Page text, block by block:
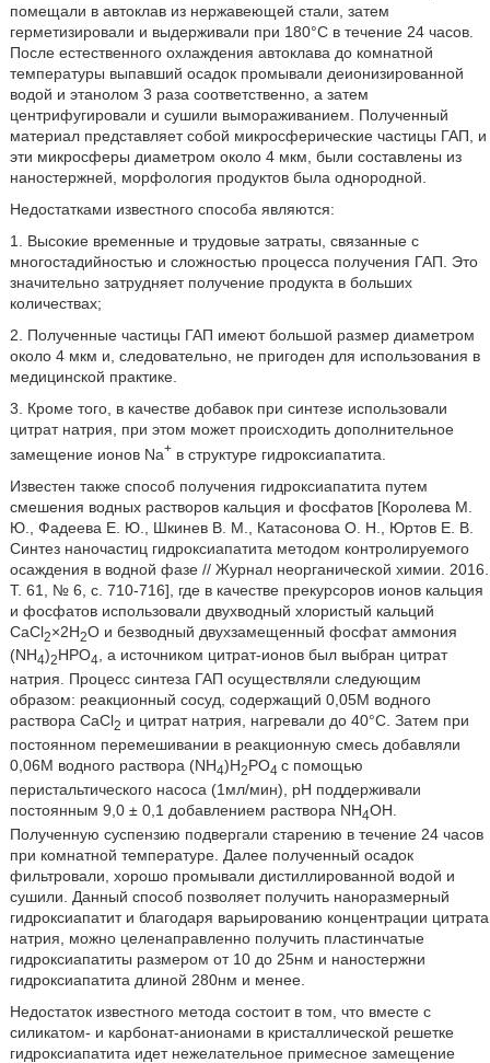
помещали в автоклав из нержавеющей стали, затем
герметизировали и выдерживали при 180°С в течение 24 часов.
После естественного охлаждения автоклава до комнатной
температуры выпавший осадок промывали деионизированной
водой и этанолом 3 раза соответственно, а затем
центрифугировали и сушили вымораживанием. Полученный
материал представляет собой микросферические частицы ГАП, и
эти микросферы диаметром около 4 мкм, были составлены из
наностержней, морфология продуктов была однородной.
Недостатками известного способа являются:
1. Высокие временные и трудовые затраты, связанные с
многостадийностью и сложностью процесса получения ГАП. Это
значительно затрудняет получение продукта в больших
количествах;
2. Полученные частицы ГАП имеют большой размер диаметром
около 4 мкм и, следовательно, не пригоден для использования в
медицинской практике.
3. Кроме того, в качестве добавок при синтезе использовали
цитрат натрия, при этом может происходить дополнительное
замещение ионов Na+в структуре гидроксиапатита.
Известен также способ получения гидроксиапатита путем
смешения водных растворов кальция и фосфатов [Королева М.
Ю., Фадеева Е. Ю., Шкинев В. М., Катасонова О. Н., Юртов Е. В.
Синтез наночастиц гидроксиапатита методом контролируемого
осаждения в водной фазе // Журнал неорганической химии. 2016.
Т. 61, № 6, с. 710-716], где в качестве прекурсоров ионов кальция
и фосфатов использовали двухводный хлористый кальций
CaCl2×2H2O и безводный двухзамещенный фосфат аммония
(NH4)2HPO4, а источником цитрат-ионов был выбран цитрат
натрия. Процесс синтеза ГАП осуществляли следующим
образом: реакционный сосуд, содержащий 0,05М водного
раствора CaCl2 и цитрат натрия, нагревали до 40°С. Затем при
постоянном перемешивании в реакционную смесь добавляли
0,06М водного раствора (NH4)H2PO4 с помощью
перистальтического насоса (1мл/мин), рН поддерживали
постоянным 9,0 ± 0,1 добавлением раствора NH4OH.
Полученную суспензию подвергали старению в течение 24 часов
при комнатной температуре. Далее полученный осадок
фильтровали, хорошо промывали дистиллированной водой и
сушили. Данный способ позволяет получить наноразмерный
гидроксиапатит и благодаря варьированию концентрации цитрата
натрия, можно целенаправленно получить пластинчатые
гидроксиапатиты размером от 10 до 25нм и наностержни
гидроксиапатита длиной 280нм и менее.
Недостаток известного метода состоит в том, что вместе с
силикатом- и карбонат-анионами в кристаллической решетке
гидроксиапатита идет нежелательное примесное замещение